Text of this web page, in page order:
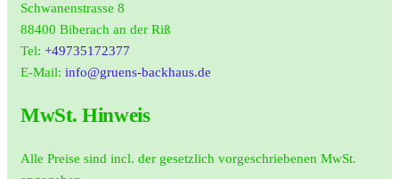
Schwanenstrasse 8
88400 Biberach an der Riß
Tel: +49735172377
E-Mail: info@gruens-backhaus.de
MwSt. Hinweis
Alle Preise sind incl. der gesetzlich vorgeschriebenen MwSt.